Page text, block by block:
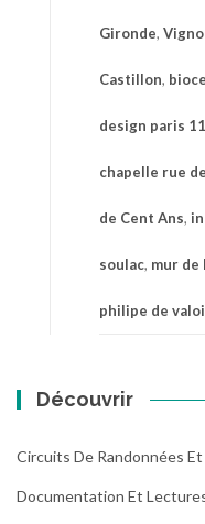
Gironde,
Castillon,
design paris
chapelle rue
de Cent Ans,
soulac, mur
philipe de
Découvrir
Circuits De Randonnées Et
Documentation Et